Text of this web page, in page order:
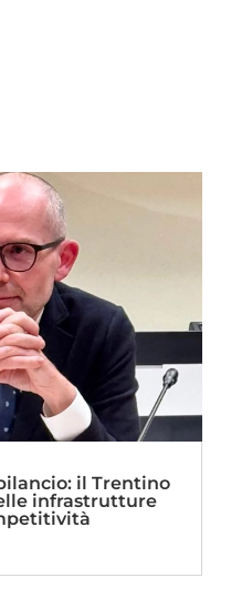
il Trentino
infrastrutture